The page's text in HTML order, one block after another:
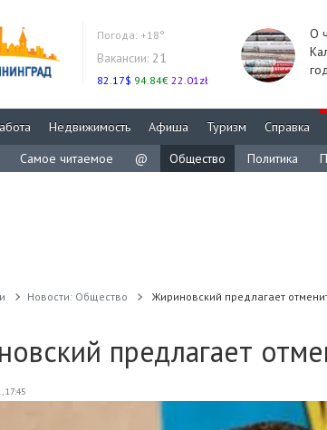
Погода: +18°
Вакансии: 21
82.17$ 94.84€ 22.01zł
О
Недвижимость Афиша Туризм Справка
Самое читаемое @ Общество Политика
Новости: Общество Жириновский предлагает
предлагает
17:45